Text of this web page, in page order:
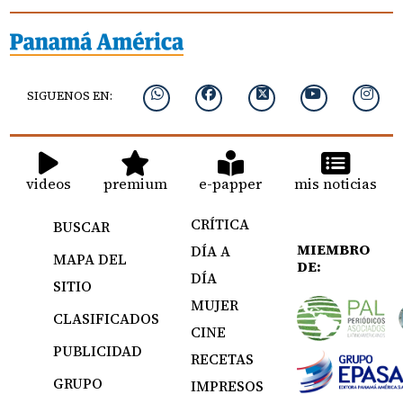
SIGUENOS EN:
videos premium e-papper mis noticias
BUSCAR
MAPA DEL
SITIO
CLASIFICADOS
PUBLICIDAD
GRUPO
CRÍTICA
DÍA A
DÍA
MUJER
CINE
RECETAS
IMPRESOS
MIEMBRO
DE: